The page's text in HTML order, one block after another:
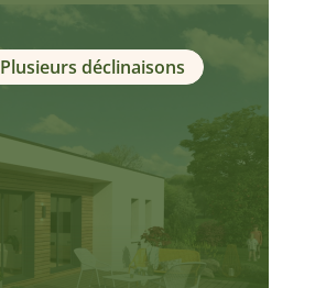
Plusieurs déclinaisons